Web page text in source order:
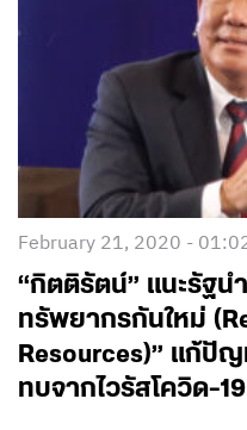
February 21, 2020 -
“กิตติรัตน์” แนะรัฐน
ทรัพยากรกันใหม่
Resources)” แก้ปั
ทบจากไวรัสโควิด-19